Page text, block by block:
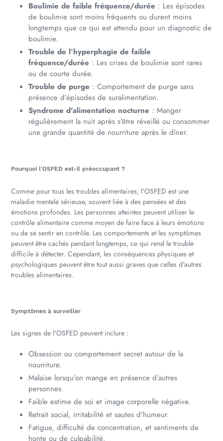
Boulimie de faible fréquence/durée : Les épisodes
de boulimie sont moins fréquents ou durent moins
longtemps que ce qui est attendu pour un diagnostic de
boulimie.
Trouble de l’hyperphagie de faible
fréquence/durée : Les crises de boulimie sont rares
ou de courte durée.
Trouble de purge : Comportement de purge sans
présence d’épisodes de suralimentation.
Syndrome d'alimentation nocturne : Manger
régulièrement la nuit après s'être réveillé ou consommer
une grande quantité de nourriture après le dîner.
Pourquoi l'OSFED est-il préoccupant ?
Comme pour tous les troubles alimentaires, l'OSFED est une
maladie mentale sérieuse, souvent liée à des pensées et des
émotions profondes. Les personnes atteintes peuvent utiliser le
contrôle alimentaire comme moyen de faire face à leurs émotions
ou de se sentir en contrôle. Les comportements et les symptômes
peuvent être cachés pendant longtemps, ce qui rend le trouble
difficile à détecter. Cependant, les conséquences physiques et
psychologiques peuvent être tout aussi graves que celles d'autres
troubles alimentaires.
Symptômes à surveiller
Les signes de l'OSFED peuvent inclure :
Obsession ou comportement secret autour de la
nourriture.
Malaise lorsqu’on mange en présence d’autres
personnes.
Faible estime de soi et image corporelle négative.
Retrait social, irritabilité et sautes d'humeur.
Fatigue, difficulté de concentration, et sentiments de
honte ou de culpabilité.